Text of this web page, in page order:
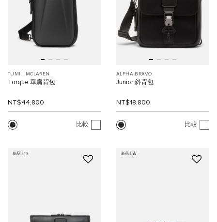
TUMI I MCLAREN
Torque 單肩背包
NT$44,800
比較
ALPHA BRAVO
Junior 斜背包
NT$18,800
比較
新品上市 新品上市